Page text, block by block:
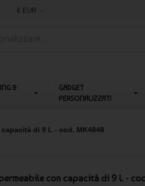
€ EUR
&
GADGET
PERSONALIZZATI
di 9 L - cod. MK4848
con capacità di 9 L -